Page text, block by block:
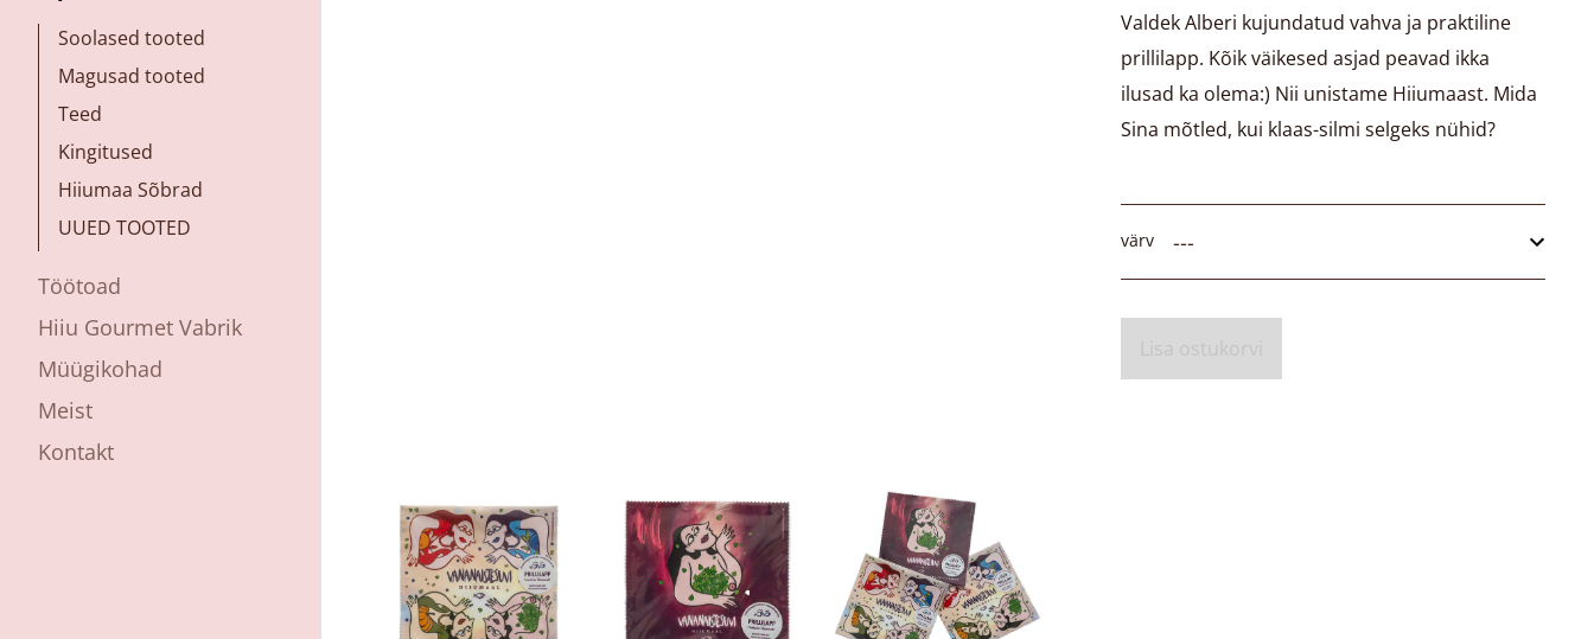
Soolased tooted
Magusad tooted
Teed
Kingitused
Hiiumaa Sõbrad
UUED TOOTED
Töötoad
Hiiu Gourmet Vabrik
Müügikohad
Meist
Kontakt
Valdek Alberi kujundatud vahva ja praktiline
prillilapp. Kõik väikesed asjad peavad ikka
ilusad ka olema:) Nii unistame Hiiumaast. Mida
Sina mõtled, kui klaas-silmi selgeks nühid?
värv